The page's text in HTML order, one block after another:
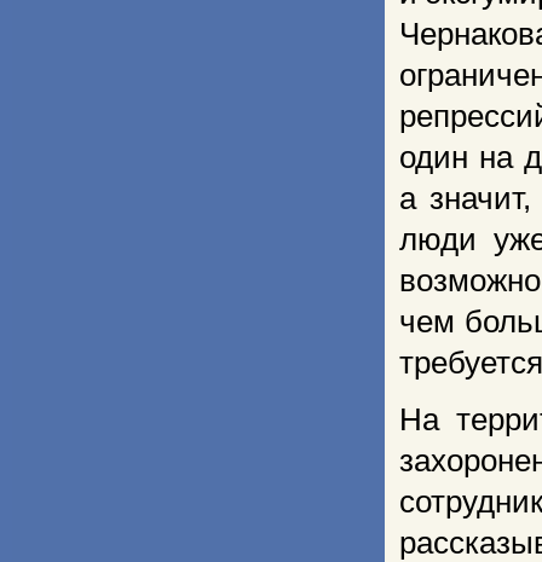
один на
а
люди
чем
На